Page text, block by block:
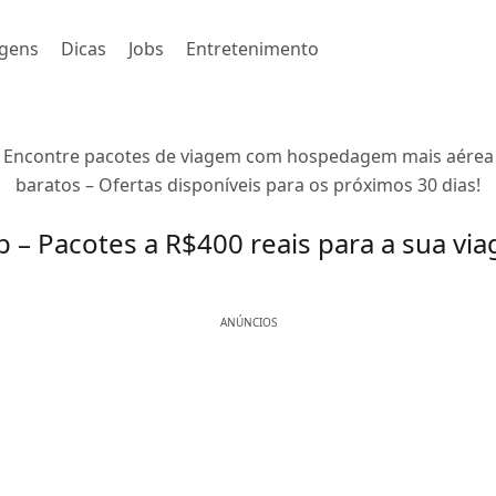
Dicas Jobs Entretenimento
Encontre pacotes de viagem com hospedagem mais aérea
baratos – Ofertas disponíveis para os próximos 30 dias!
– Pacotes a R$400 reais para a sua
ANÚNCIOS